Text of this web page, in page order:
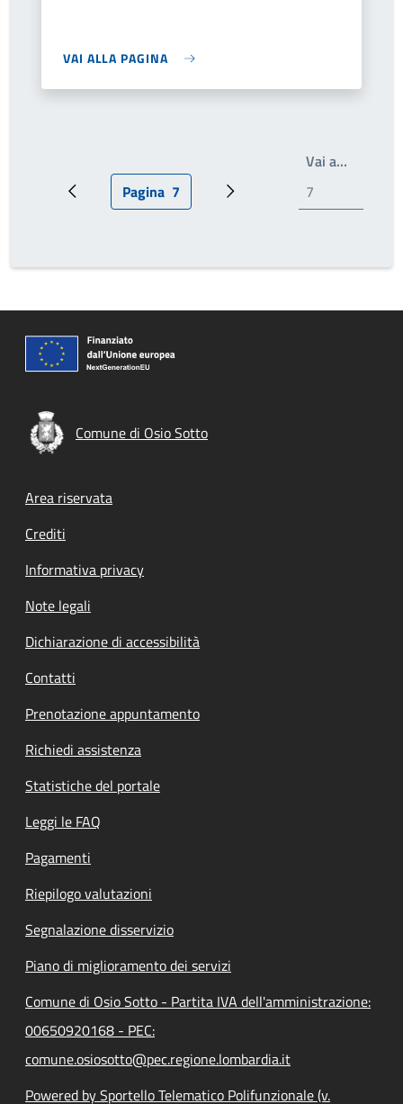
VAI ALLA PAGINA
Pagina precedentePagina attuale
Pagina 7 Prossima pagina
Vai a…
Comune di Osio Sotto
Footer menu
Area riservata
Crediti
Informativa privacy
Note legali
Dichiarazione di accessibilità
Contatti
Prenotazione appuntamento
Richiedi assistenza
Statistiche del portale
Leggi le FAQ
Pagamenti
Riepilogo valutazioni
Segnalazione disservizio
Piano di miglioramento dei servizi
Comune di Osio Sotto - Partita IVA dell'amministrazione:
00650920168 - PEC:
comune.osiosotto@pec.regione.lombardia.it
Powered by Sportello Telematico Polifunzionale (v.